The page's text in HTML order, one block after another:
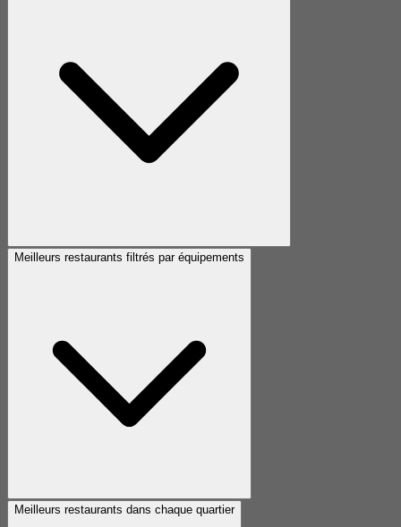
Meilleurs restaurants filtrés par équipements
Meilleurs restaurants dans chaque quartier